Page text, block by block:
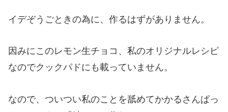
イデぞうごときの為に、作るはずがありません。
因みにこのレモン生チョコ、私のオリジナルレシピ
なのでクックパドにも載っていません。
なので、ついつい私のことを舐めてかかるさんぱっ